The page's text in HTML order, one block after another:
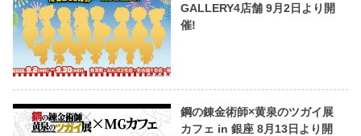
GALLERY4店舗 9月2日より開
催!
鋼の錬金術師×黄泉のツガイ展
カフェ in 銀座 8月13日より開